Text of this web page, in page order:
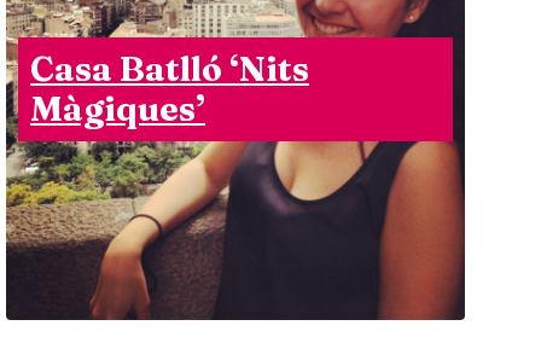
Casa Batlló ‘Nits
Màgiques’